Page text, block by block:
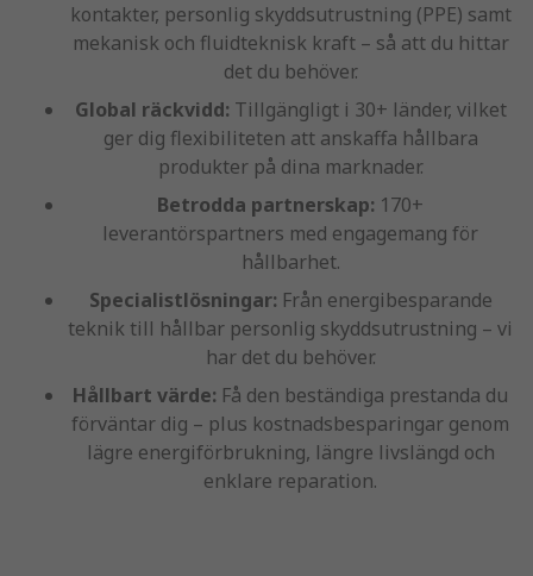
kontakter, personlig skyddsutrustning (PPE) samt
mekanisk och fluidteknisk kraft – så att du hittar
det du behöver.
Global räckvidd: Tillgängligt i 30+ länder, vilket
ger dig flexibiliteten att anskaffa hållbara
produkter på dina marknader.
Betrodda partnerskap: 170+
leverantörspartners med engagemang för
hållbarhet.
Specialistlösningar: Från energibesparande
teknik till hållbar personlig skyddsutrustning – vi
har det du behöver.
Hållbart värde: Få den beständiga prestanda du
förväntar dig – plus kostnadsbesparingar genom
lägre energiförbrukning, längre livslängd och
enklare reparation.